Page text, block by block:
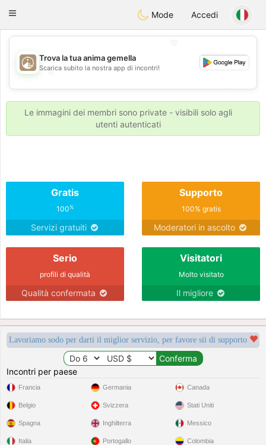
ahebik
Toggle
Mode Accedi
💖
💕
💕
Trova la tua anima gemella
Scarica subito la nostra app di incontri!
Le immagini dei membri sono private - visibili solo agli
utenti autenticati
Gratis
100%
Servizi gratuiti
Supporto
100% gratis
Moderatori in ascolto
Serio
profili di qualità
Qualità confermata
Visitatori
Molto visitato
Il migliore
Lavoriamo sodo per darti il miglior servizio, per favore sii di supporto
Incontri per paese
Francia
Belgio
Spagna
Italia
Germania
Svizzera
Inghilterra
Portogallo
Canada
Stati Uniti
Messico
Colombia